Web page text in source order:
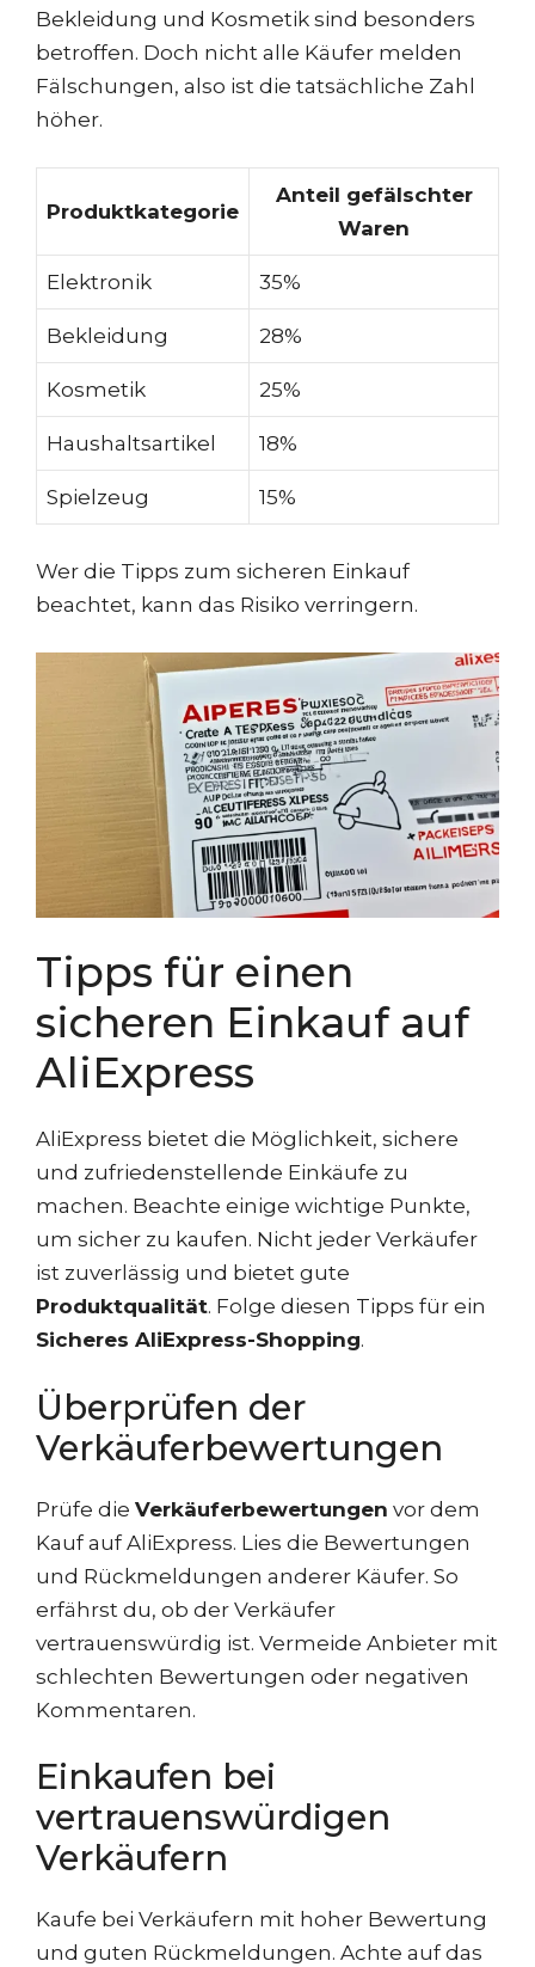
Bekleidung und Kosmetik sind besonders
betroffen. Doch nicht alle Käufer melden
Fälschungen, also ist die tatsächliche Zahl
höher.
Produktkategorie
Anteil gefälschter
Waren
Elektronik 35%
Bekleidung 28%
Kosmetik 25%
Haushaltsartikel 18%
Spielzeug 15%
Wer die Tipps zum sicheren Einkauf
beachtet, kann das Risiko verringern.
Tipps für einen
sicheren Einkauf auf
AliExpress
AliExpress bietet die Möglichkeit, sichere
und zufriedenstellende Einkäufe zu
machen. Beachte einige wichtige Punkte,
um sicher zu kaufen. Nicht jeder Verkäufer
ist zuverlässig und bietet gute
Produktqualität. Folge diesen Tipps für ein
Sicheres AliExpress-Shopping.
Überprüfen der
Verkäuferbewertungen
Prüfe die Verkäuferbewertungen vor dem
Kauf auf AliExpress. Lies die Bewertungen
und Rückmeldungen anderer Käufer. So
erfährst du, ob der Verkäufer
vertrauenswürdig ist. Vermeide Anbieter mit
schlechten Bewertungen oder negativen
Kommentaren.
Einkaufen bei
vertrauenswürdigen
Verkäufern
Kaufe bei Verkäufern mit hoher Bewertung
und guten Rückmeldungen. Achte auf das